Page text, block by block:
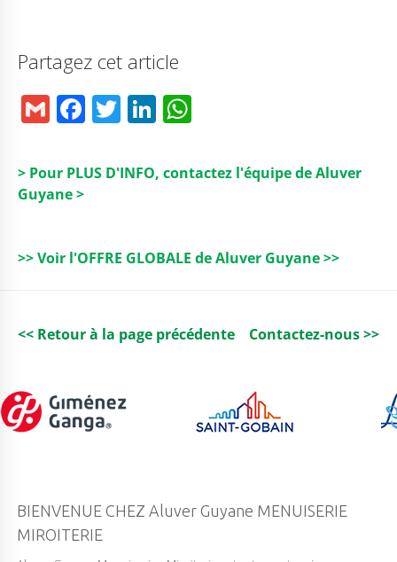
Partagez cet article
G
ai
l
F
c
o
T
it
r
Li
k
n
a
p
> Pour PLUS D'INFO, contactez l'équipe de Aluver
Guyane >
>> Voir l'OFFRE GLOBALE de Aluver Guyane >>
<< Retour à la page précédente Contactez-nous >>
BIENVENUE CHEZ Aluver Guyane MENUISERIE
MIROITERIE